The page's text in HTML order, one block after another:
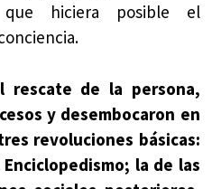
hiciera posible el
rescate de la persona,
y desembocaron en
revoluciones básicas:
la de las